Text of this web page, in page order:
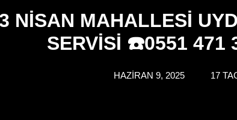
NISAN MAHALLESI
SERVISI ☎️0551 471
HAZIRAN 9, 2025 17